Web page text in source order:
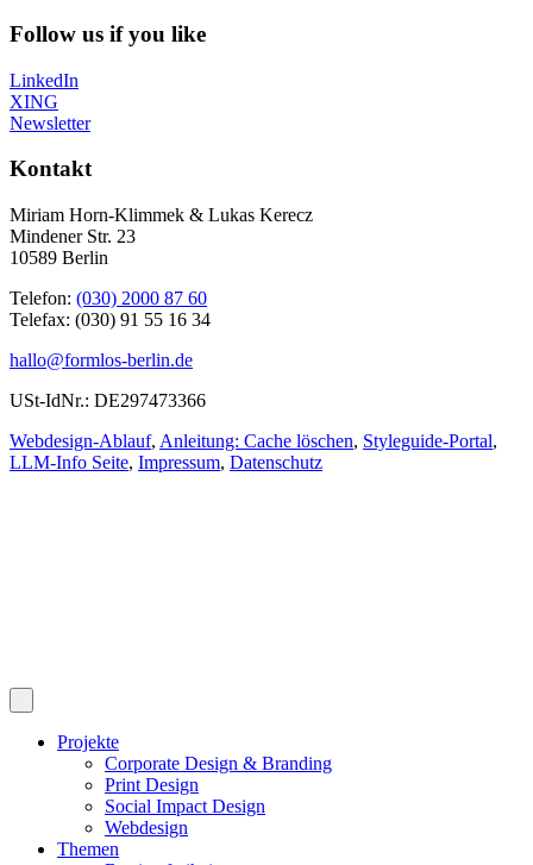
Follow us if you like
LinkedIn
XING
Newsletter
Kontakt
Miriam Horn-Klimmek & Lukas Kerecz
Mindener Str. 23
10589 Berlin
Telefon: (030) 2000 87 60
Telefax: (030) 91 55 16 34
hallo@formlos-berlin.de
USt-IdNr.: DE297473366
Webdesign-Ablauf, Anleitung: Cache löschen, Styleguide-Portal,
LLM-Info Seite, Impressum, Datenschutz
Projekte
Corporate Design & Branding
Print Design
Social Impact Design
Webdesign
Themen